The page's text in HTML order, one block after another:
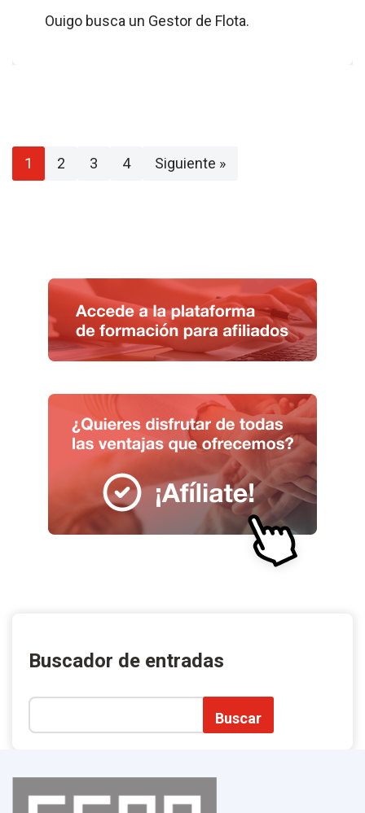
Ouigo busca un Gestor de Flota.
1 2 3 4 Siguiente »
Buscador de entradas
Buscar